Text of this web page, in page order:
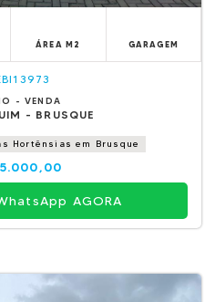
ÁREA M2 GARAGEM
- VENDA
- BRUSQUE
Hortênsias em Brusque
AGORA